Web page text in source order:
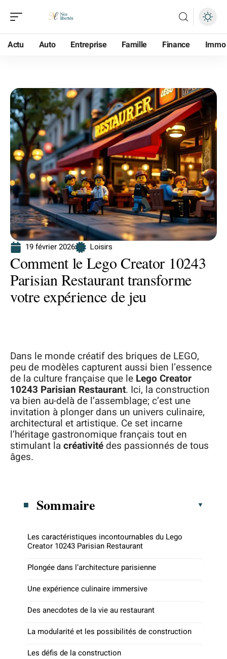
Actu Auto Entreprise Famille Finance Immo
19 février 2026 Loisirs
Comment le Lego Creator 10243
Parisian Restaurant transforme
votre expérience de jeu
Dans le monde créatif des briques de LEGO,
peu de modèles capturent aussi bien l’essence
de la culture française que le Lego Creator
10243 Parisian Restaurant. Ici, la construction
va bien au-delà de l’assemblage; c’est une
invitation à plonger dans un univers culinaire,
architectural et artistique. Ce set incarne
l’héritage gastronomique français tout en
stimulant lacréativité des passionnés de tous
âges.
Sommaire
Les caractéristiques incontournables du Lego
Creator 10243 Parisian Restaurant
Plongée dans l’architecture parisienne
Une expérience culinaire immersive
Des anecdotes de la vie au restaurant
La modularité et les possibilités de construction
Les défis de la construction